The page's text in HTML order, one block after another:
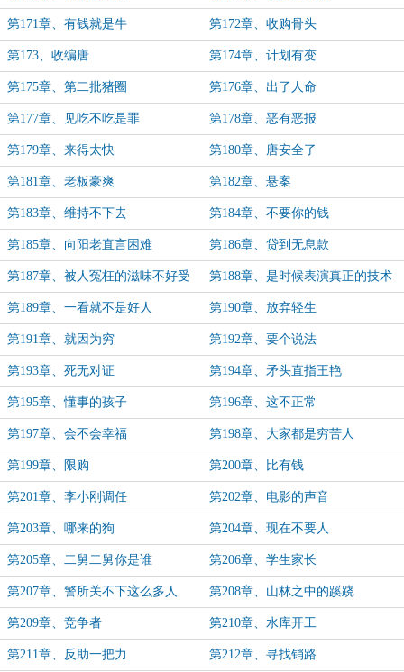
第171章、有钱就是牛 第172章、收购骨头
第173、收编唐 第174章、计划有变
第175章、第二批猪圈 第176章、出了人命
第177章、见吃不吃是罪 第178章、恶有恶报
第179章、来得太快 第180章、唐安全了
第181章、老板豪爽 第182章、悬案
第183章、维持不下去 第184章、不要你的钱
第185章、向阳老直言困难 第186章、贷到无息款
第187章、被人冤枉的滋味不好受 第188章、是时候表演真正的技术
第189章、一看就不是好人 第190章、放弃轻生
第191章、就因为穷 第192章、要个说法
第193章、死无对证 第194章、矛头直指王艳
第195章、懂事的孩子 第196章、这不正常
第197章、会不会幸福 第198章、大家都是穷苦人
第199章、限购 第200章、比有钱
第201章、李小刚调任 第202章、电影的声音
第203章、哪来的狗 第204章、现在不要人
第205章、二舅二舅你是谁 第206章、学生家长
第207章、警所关不下这么多人 第208章、山林之中的蹊跷
第209章、竞争者 第210章、水库开工
第211章、反助一把力 第212章、寻找销路